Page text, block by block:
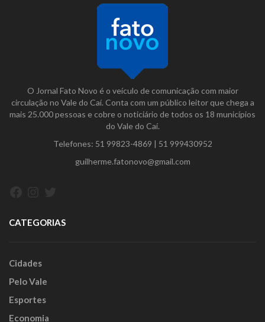
O Jornal Fato Novo é o veículo de comunicação com maior
circulação no Vale do Caí. Conta com um público leitor que chega a
mais 25.000 pessoas e cobre o noticiário de todos os 18 municípios
do Vale do Caí.
Telefones: 51 99823-4869 | 51 999430952
guilherme.fatonovo@gmail.com
CATEGORIAS
Cidades
Pelo Vale
Esportes
Economia